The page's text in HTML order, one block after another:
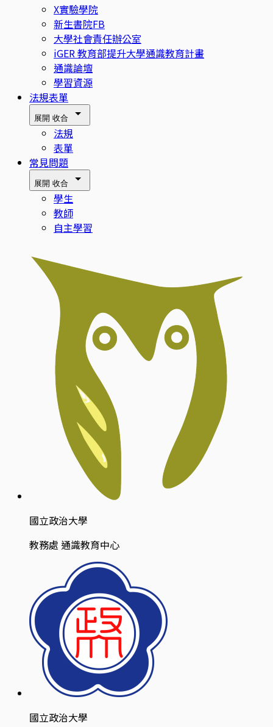
X實驗學院
新生書院FB
大學社會責任辦公室
iGER 教育部提升大學通識教育計畫
通識論壇
學習資源
法規表單
展開 收合
法規
表單
常見問題
展開 收合
學生
教師
自主學習
國立政治大學
教務處 通識教育中心
國立政治大學